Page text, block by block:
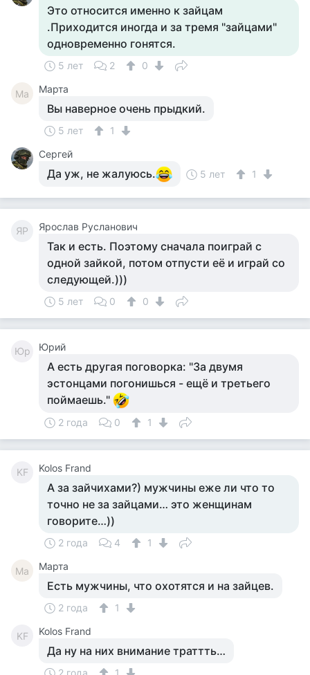
Это относится именно к зайцам
.Приходится иногда и за тремя "зайцами"
одновременно гонятся.
5 лет 2 0
Ма Марта
Вы наверное очень прыдкий.
5 лет
1
Сергей
Да уж, не жалуюсь. 5 лет 1
ЯР Ярослав Русланович
Так и есть. Поэтому сначала поиграй с
одной зайкой, потом отпусти её и играй со
следующей.)))
5 лет 0 0
Юр Юрий
А есть другая поговорка: "За двумя
эстонцами погонишься - ещё и третьего
поймаешь."
2 года 0 1
KF Kolos Frand
А за зайчихами?) мужчины еже ли что то
точно не за зайцами… это женщинам
говорите…))
2 года 4 1
Ма Марта
Есть мужчины, что охотятся и на зайцев.
2 года 1
KF Kolos Frand
Да ну на них внимание траттть…
2 года 1